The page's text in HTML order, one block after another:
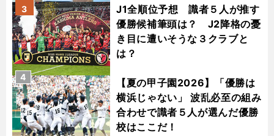
J1全順位予想 識者５人が推す
優勝候補筆頭は？ J2降格の憂
き目に遭いそうな３クラブと
は？
3
【夏の甲子園2026】「優勝は
横浜じゃない」 波乱必至の組み
合わせで識者５人が選んだ優勝
校はここだ！
4